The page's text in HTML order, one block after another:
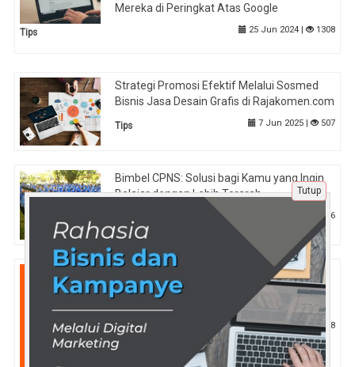
Mereka di Peringkat Atas Google
Tips 25 Jun 2024 | 1308
Strategi Promosi Efektif Melalui Sosmed
Bisnis Jasa Desain Grafis di Rajakomen.com
Tips 7 Jun 2025 | 507
Bimbel CPNS: Solusi bagi Kamu yang Ingin
Belajar dengan Lebih Terarah
Tips 736
Tryout CPNS Gratis dan Efisien: Penilaian
Akurat dan Feedback Terstruktur di
Pendidikan 30 Apr 2025 | 528
Tutup